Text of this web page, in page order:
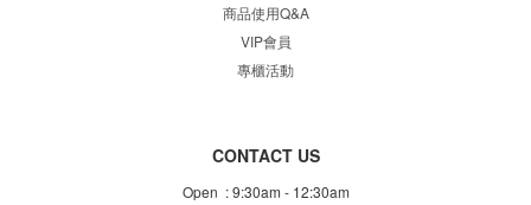
商品使用Q&A
VIP會員
專櫃活動
CONTACT US
Open : 9:30am - 12:30am